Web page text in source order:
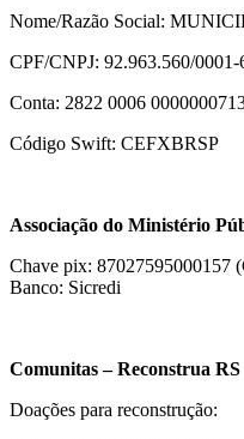
Nome/Razão Social:
CPF/CNPJ: 92.963.560/0001-
Conta: 2822 0006
Código Swift: CEFXBRSP
Associação do Ministério
Chave pix: 87027595000157
Banco: Sicredi
Comunitas – Reconstrua RS
Doações para reconstrução: